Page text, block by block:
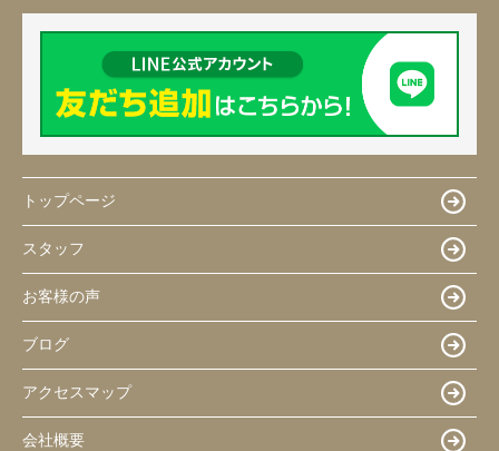
トップページ
スタッフ
お客様の声
ブログ
アクセスマップ
会社概要